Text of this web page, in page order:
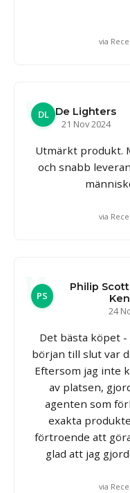
via
DL De Lighters
21 Nov 2024
Utmärkt produkt.
och snabb
via
PS
Philip
24
Det bästa köpet
början till slut var
Eftersom jag inte
av platsen,
agenten som
exakta
förtroende att
glad att jag
via